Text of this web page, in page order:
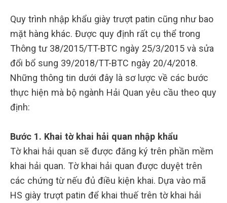
Quy trình nhập khẩu giày trượt patin cũng như bao
mặt hàng khác. Được quy định rất cụ thể trong
Thông tư 38/2015/TT-BTC ngày 25/3/2015 và sửa
đổi bổ sung 39/2018/TT-BTC ngày 20/4/2018.
Những thông tin dưới đây là sơ lược về các bước
thực hiện mà bộ ngành Hải Quan yêu cầu theo quy
định:
Bước 1. Khai tờ khai hải quan nhập khẩu
Tờ khai hải quan sẽ được đăng ký trên phần mềm
khai hải quan. Tờ khai hải quan được duyệt trên
các chứng từ nếu đủ điều kiện khai. Dựa vào mã
HS giày trượt patin để khai thuế trên tờ khai hải